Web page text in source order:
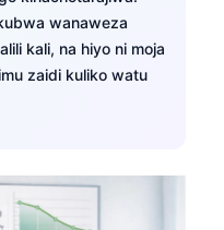
wanaweza
kali, na hiyo ni moja
zaidi kuliko watu